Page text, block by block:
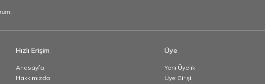
Hızlı Erişim
Anasayfa
Hakkımızda
Üye
Yeni Üyelik
Üye Girişi